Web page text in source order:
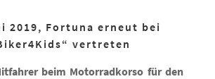
2019, Fortuna erneut bei
vertreten
beim Motorradkorso für den